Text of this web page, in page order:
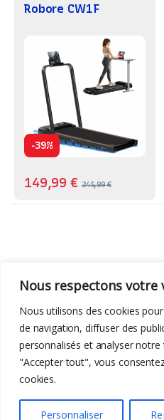
Nous respectons votre
Nous utilisons des cookies
de navigation, diffuser des
personnalisés et analyser notre
"Accepter tout", vous
cookies.
Personnaliser
Robore CW1F
-39%
149,99€ 245,99€
Liens utiles